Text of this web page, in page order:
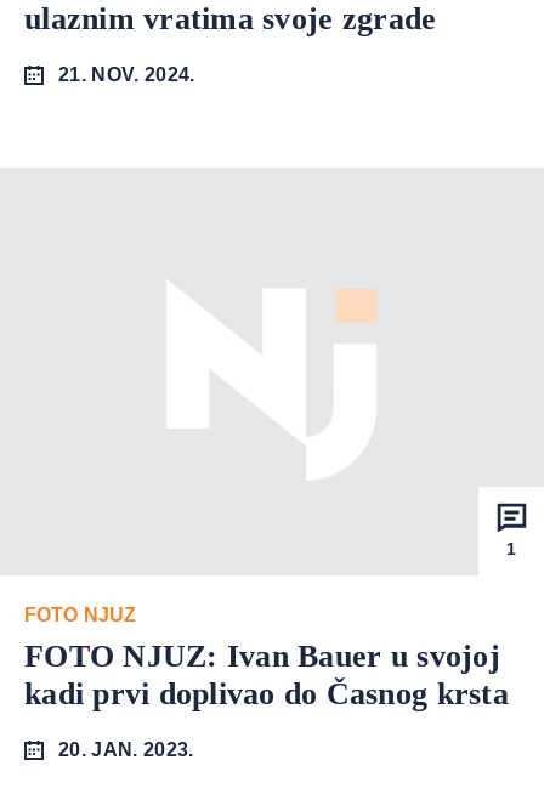
ulaznim vratima svoje zgrade
21. NOV. 2024.
1
FOTO NJUZ
FOTO NJUZ: Ivan Bauer u svojoj
kadi prvi doplivao do Časnog krsta
20. JAN. 2023.